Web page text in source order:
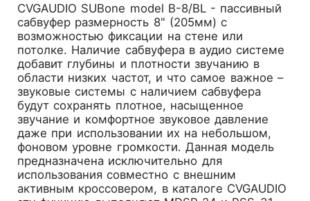
CVGAUDIO SUBone model B-8/BL - пассивный
сабвуфер размерность 8" (205мм) с
возможностью фиксации на стене или
потолке. Наличие сабвуфера в аудио системе
добавит глубины и плотности звучанию в
области низких частот, и что самое важное –
звуковые системы с наличием сабвуфера
будут сохранять плотное, насыщенное
звучание и комфортное звуковое давление
даже при использовании их на небольшом,
фоновом уровне громкости. Данная модель
предназначена исключительно для
использования совместно с внешним
активным кроссовером, в каталоге CVGAUDIO